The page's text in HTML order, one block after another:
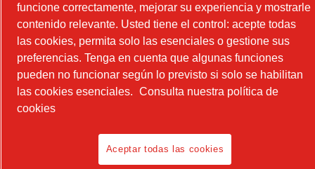
funcione correctamente, mejorar su experiencia y mostrarle
contenido relevante. Usted tiene el control: acepte todas
las cookies, permita solo las esenciales o gestione sus
preferencias. Tenga en cuenta que algunas funciones
pueden no funcionar según lo previsto si solo se habilitan
las cookies esenciales. Consulta nuestra política de
cookies
Aceptar todas las cookies